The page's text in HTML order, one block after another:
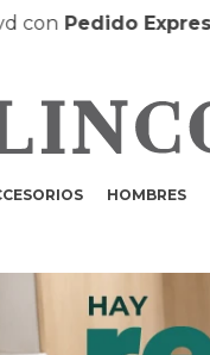
Express||
HOMBRES